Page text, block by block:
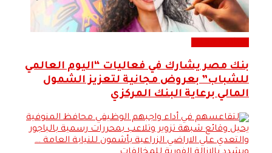
بنك مصر يشارك في فعاليات “اليوم العالمي
للشباب” بعروض مجانية لتعزيز الشمول
المالي برعاية البنك المركزي